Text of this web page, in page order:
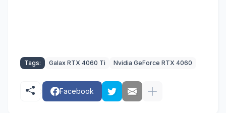
Tags: Galax RTX 4060 Ti Nvidia GeForce RTX 4060
Facebook